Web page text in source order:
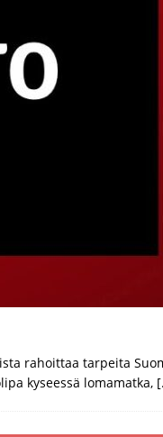
rahoittaa tarpeita
kyseessä lomamatka,